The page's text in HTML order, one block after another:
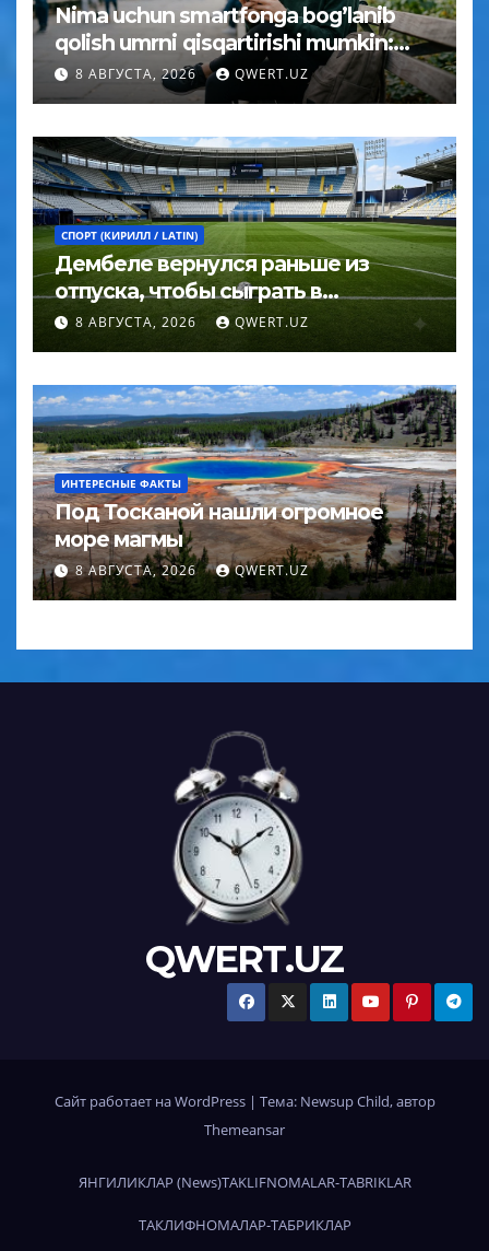
Nima uchun smartfonga bog’lanib
qolish umrni qisqartirishi mumkin:
psixolog javobi
8 АВГУСТА, 2026 QWERT.UZ
СПОРТ (КИРИЛЛ / LATIN)
Дембеле вернулся раньше из
отпуска, чтобы сыграть в
Суперкубке УЕФА
8 АВГУСТА, 2026 QWERT.UZ
ИНТЕРЕСНЫЕ ФАКТЫ
Под Тосканой нашли огромное
море магмы
8 АВГУСТА, 2026 QWERT.UZ
QWERT.UZ
Сайт работает на WordPress | Тема: Newsup Child, автор
Themeansar
ЯНГИЛИКЛАР (News)TAKLIFNOMALAR-TABRIKLAR
ТАКЛИФНОМАЛАР-ТАБРИКЛАР